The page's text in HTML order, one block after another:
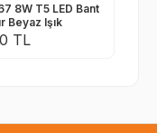
8W T5 LED Bant
Beyaz Işık
TL